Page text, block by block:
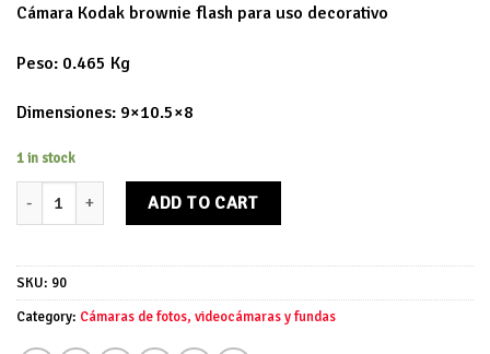
Cámara Kodak brownie flash para uso decorativo
Peso: 0.465 Kg
Dimensiones: 9×10.5×8
1 in stock
Cámara Kodak brownie flash quantity
ADD TO CART
SKU: 90
Category: Cámaras de fotos, videocámaras y fundas